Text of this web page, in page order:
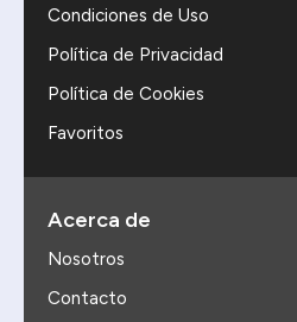
Condiciones de Uso
Política de Privacidad
Política de Cookies
Favoritos
Acerca de
Nosotros
Contacto